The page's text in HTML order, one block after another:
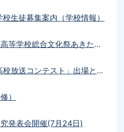
生徒募集案内（学校情報）
放送部「第５０回全国高等学校総合文化祭あきた総文2026放送部門」出場について
「第73回NHK杯全国高校放送コンテスト」出場と結果について
）
発表会開催(7月24日)